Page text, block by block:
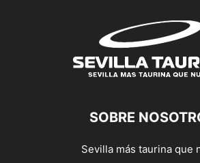
SOBRE
Sevilla más taurina que